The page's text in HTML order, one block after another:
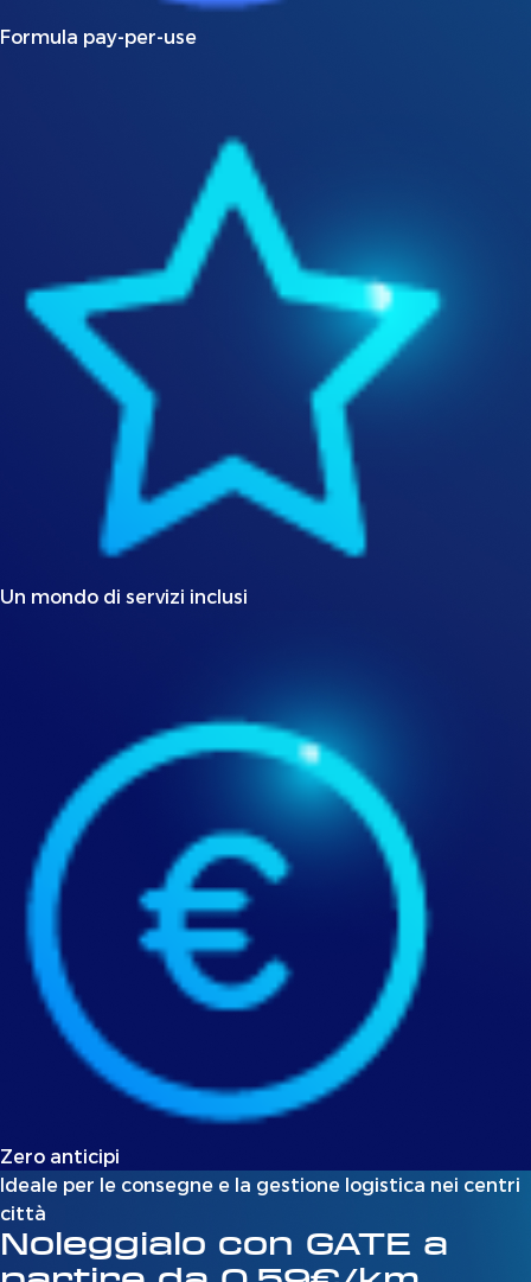
Formula pay-per-use
Un mondo di servizi inclusi
Zero anticipi
Ideale per le consegne e la gestione logistica nei centri
città
Noleggialo con GATE a